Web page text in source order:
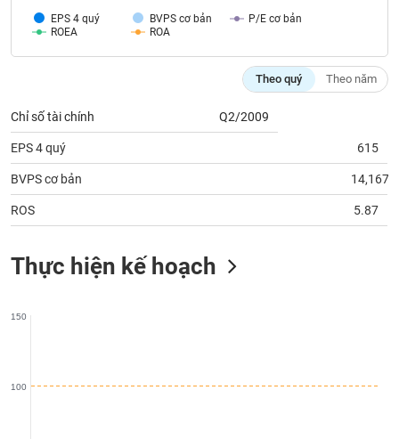
EPS 4 quý BVPS cơ bản
P/E cơ bản
ROEA
ROA
Theo quý Theo năm
Chỉ số tài chính Q2/2009
EPS 4 quý 615
BVPS cơ bản 14,167
ROS 5.87
Thực hiện kế hoạch
100
150
Tất cả Người nội bộ Người liên quan
viết
của
tác
giả
phân